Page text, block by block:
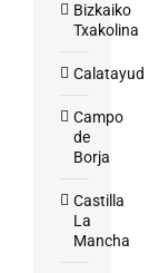
Bizkaiko
Txakolina
Calatayud
Campo
de
Borja
Castilla
La
Mancha